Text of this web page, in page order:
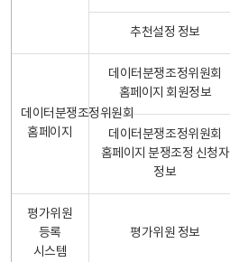
추천설정 정보
데이터분쟁조정위원회
홈페이지
데이터분쟁조정위원회
홈페이지 회원정보
데이터분쟁조정위원회
홈페이지 분쟁조정 신청자
정보
평가위원
등록
시스템
평가위원 정보